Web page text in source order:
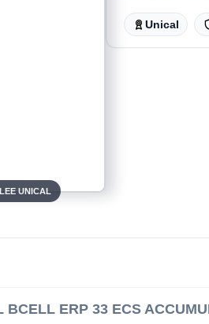
UNICAL
Unical
BCELL ERP 33 ECS